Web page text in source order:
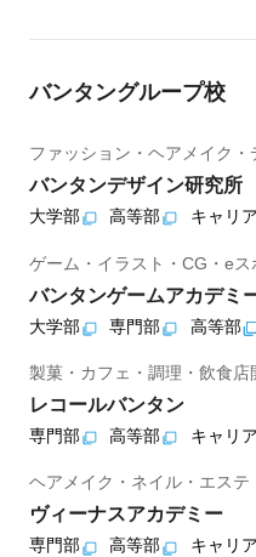
バンタングループ校
ファッション・ヘアメイク・
バンタンデザイン研究所
大学部 高等部 キャリア
ゲーム・イラスト・CG・eス
バンタンゲームアカデミ
大学部 専門部 高等部
製菓・カフェ・調理・飲食店
レコールバンタン
専門部 高等部 キャリア
ヘアメイク・ネイル・エステ
ヴィーナスアカデミー
専門部 高等部 キャリア